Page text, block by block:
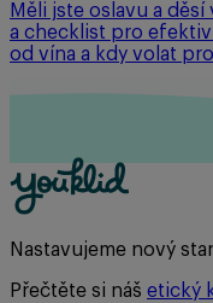
Měli jste oslavu a
a checklist pro
od vína a kdy volat
Nastavujeme nový
Přečtěte si náš etický